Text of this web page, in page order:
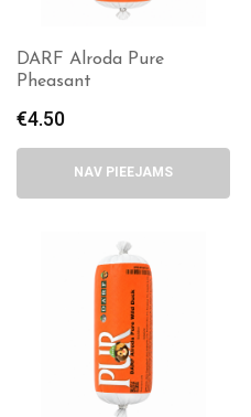
DARF Alroda Pure
Pheasant
€4.50
NAV PIEEJAMS